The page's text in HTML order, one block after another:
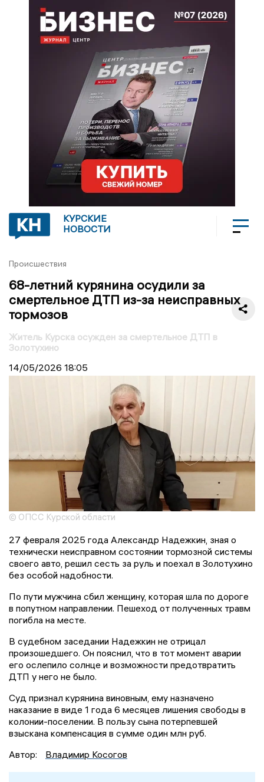
КУРСКИЕ
НОВОСТИ
Происшествия
68-летний курянина осудили за
смертельное ДТП из-за неисправных
тормозов
Житель Курска осужден за смертельное ДТП в
Золотухино
14/05/2026 18:05
© ОПСС Курской области
27 февраля 2025 года Александр Надежкин, зная о
технически неисправном состоянии тормозной системы
своего авто, решил сесть за руль и поехал в Золотухино
без особой надобности.
По пути мужчина сбил женщину, которая шла по дороге
в попутном направлении. Пешеход от полученных травм
погибла на месте.
В судебном заседании Надежкин не отрицал
произошедшего. Он пояснил, что в тот момент аварии
его ослепило солнце и возможности предотвратить
ДТП у него не было.
Суд признал курянина виновным, ему назначено
наказание в виде 1 года 6 месяцев лишения свободы в
колонии-поселении. В пользу сына потерпевшей
взыскана компенсация в сумме один млн руб.
Автор:
Владимир Косогов